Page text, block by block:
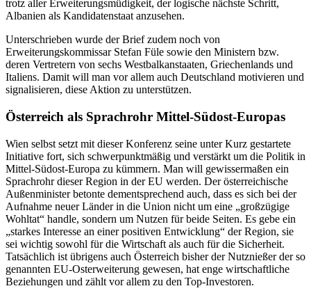
trotz aller Erweiterungsmüdigkeit, der logische nächste Schritt,
Albanien als Kandidatenstaat anzusehen.
Unterschrieben wurde der Brief zudem noch von
Erweiterungskommissar Stefan Füle sowie den Ministern bzw.
deren Vertretern von sechs Westbalkanstaaten, Griechenlands und
Italiens. Damit will man vor allem auch Deutschland motivieren und
signalisieren, diese Aktion zu unterstützen.
Österreich als Sprachrohr Mittel-Südost-Europas
Wien selbst setzt mit dieser Konferenz seine unter Kurz gestartete
Initiative fort, sich schwerpunktmäßig und verstärkt um die Politik in
Mittel-Südost-Europa zu kümmern. Man will gewissermaßen ein
Sprachrohr dieser Region in der EU werden. Der österreichische
Außenminister betonte dementsprechend auch, dass es sich bei der
Aufnahme neuer Länder in die Union nicht um eine „großzügige
Wohltat“ handle, sondern um Nutzen für beide Seiten. Es gebe ein
„starkes Interesse an einer positiven Entwicklung“ der Region, sie
sei wichtig sowohl für die Wirtschaft als auch für die Sicherheit.
Tatsächlich ist übrigens auch Österreich bisher der Nutznießer der so
genannten EU-Osterweiterung gewesen, hat enge wirtschaftliche
Beziehungen und zählt vor allem zu den Top-Investoren.